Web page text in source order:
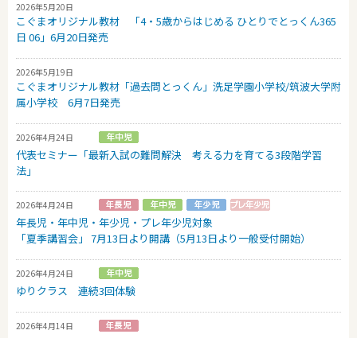
2026年5月20日
こぐまオリジナル教材 「4・5歳からはじめる ひとりでとっくん365
日 06」6月20日発売
2026年5月19日
こぐまオリジナル教材「過去問とっくん」洗足学園小学校/筑波大学附
属小学校 6月7日発売
2026年4月24日
代表セミナー「最新入試の難問解決 考える力を育てる3段階学習
法」
2026年4月24日
年長児・年中児・年少児・プレ年少児対象
「夏季講習会」 7月13日より開講（5月13日より一般受付開始）
2026年4月24日
ゆりクラス 連続3回体験
2026年4月14日